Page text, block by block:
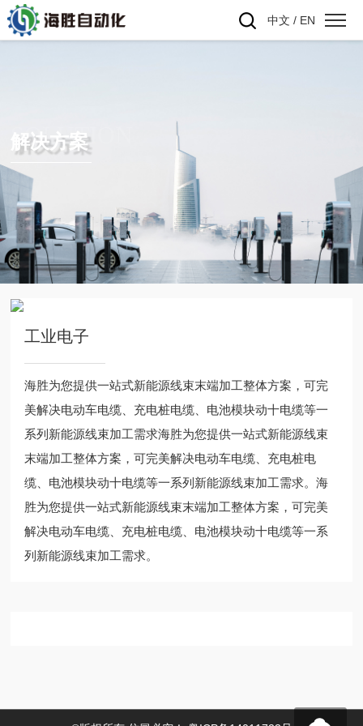
中文 / EN
SOLUTION
解决方案
工业电子
海胜为您提供一站式新能源线束末端加工整体方案，可完
美解决电动车电缆、充电桩电缆、电池模块动十电缆等一
系列新能源线束加工需求海胜为您提供一站式新能源线束
末端加工整体方案，可完美解决电动车电缆、充电桩电
缆、电池模块动十电缆等一系列新能源线束加工需求。海
胜为您提供一站式新能源线束末端加工整体方案，可完美
解决电动车电缆、充电桩电缆、电池模块动十电缆等一系
列新能源线束加工需求。